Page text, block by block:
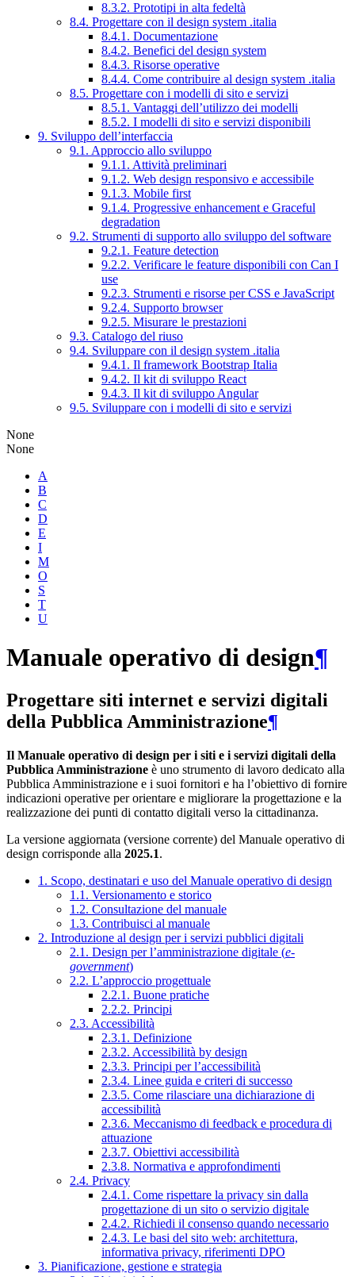
8.3.2. Prototipi in alta fedeltà
8.4. Progettare con il design system .italia
8.4.1. Documentazione
8.4.2. Benefici del design system
8.4.3. Risorse operative
8.4.4. Come contribuire al design system .italia
8.5. Progettare con i modelli di sito e servizi
8.5.1. Vantaggi dell’utilizzo dei modelli
8.5.2. I modelli di sito e servizi disponibili
9. Sviluppo dell’interfaccia
9.1. Approccio allo sviluppo
9.1.1. Attività preliminari
9.1.2. Web design responsivo e accessibile
9.1.3. Mobile first
9.1.4. Progressive enhancement e Graceful
degradation
9.2. Strumenti di supporto allo sviluppo del software
9.2.1. Feature detection
9.2.2. Verificare le feature disponibili con Can I
use
9.2.3. Strumenti e risorse per CSS e JavaScript
9.2.4. Supporto browser
9.2.5. Misurare le prestazioni
9.3. Catalogo del riuso
9.4. Sviluppare con il design system .italia
9.4.1. Il framework Bootstrap Italia
9.4.2. Il kit di sviluppo React
9.4.3. Il kit di sviluppo Angular
9.5. Sviluppare con i modelli di sito e servizi
None
None
A
B
C
D
E
I
M
O
S
T
U
Manuale operativo di design¶
Progettare siti internet e servizi digitali
della Pubblica Amministrazione¶
Il Manuale operativo di design per i siti e i servizi digitali della
Pubblica Amministrazione è uno strumento di lavoro dedicato alla
Pubblica Amministrazione e i suoi fornitori e ha l’obiettivo di fornire
indicazioni operative per orientare e migliorare la progettazione e la
realizzazione dei punti di contatto digitali verso la cittadinanza.
La versione aggiornata (versione corrente) del Manuale operativo di
design corrisponde alla 2025.1.
1. Scopo, destinatari e uso del Manuale operativo di design
1.1. Versionamento e storico
1.2. Consultazione del manuale
1.3. Contribuisci al manuale
2. Introduzione al design per i servizi pubblici digitali
2.1. Design per l’amministrazione digitale (e-
government)
2.2. L’approccio progettuale
2.2.1. Buone pratiche
2.2.2. Principi
2.3. Accessibilità
2.3.1. Definizione
2.3.2. Accessibilità by design
2.3.3. Principi per l’accessibilità
2.3.4. Linee guida e criteri di successo
2.3.5. Come rilasciare una dichiarazione di
accessibilità
2.3.6. Meccanismo di feedback e procedura di
attuazione
2.3.7. Obiettivi accessibilità
2.3.8. Normativa e approfondimenti
2.4. Privacy
2.4.1. Come rispettare la privacy sin dalla
progettazione di un sito o servizio digitale
2.4.2. Richiedi il consenso quando necessario
2.4.3. Le basi del sito web: architettura,
informativa privacy, riferimenti DPO
3. Pianificazione, gestione e strategia